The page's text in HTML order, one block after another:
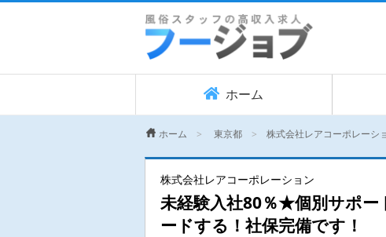
ホーム
ホーム 東京都 株式会社レアコーポレーシ
株式会社レアコーポレーション
未経験入社80％★個別サポー
ードする！社保完備です！